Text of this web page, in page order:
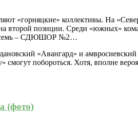
«горняцкие» коллективы. На
второй позиции. Среди «южных»
– СДЮШОР №2…
«Авангард» и
побороться. Хотя, вполне
(фото)